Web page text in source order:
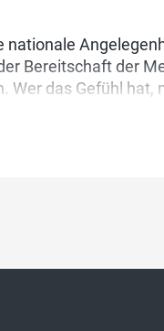
nationale
Bereitschaft der
Wer das Gefühl